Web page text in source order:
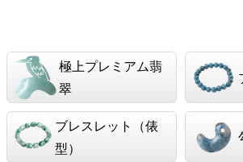
極上プレミアム翡
翠
ブレスレット（俵
型）